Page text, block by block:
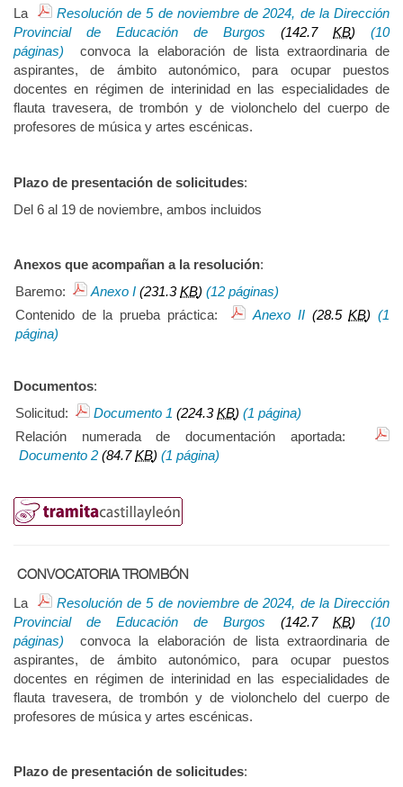
La
Resolución de 5 de noviembre de 2024, de la Dirección
Provincial de Educación de Burgos (142.7 KB) (10
páginas)
convoca la elaboración de lista extraordinaria de
aspirantes, de ámbito autonómico, para ocupar puestos
docentes en régimen de interinidad en las especialidades de
flauta travesera, de trombón y de violonchelo del cuerpo de
profesores de música y artes escénicas.
Plazo de presentación de solicitudes:
Del 6 al 19 de noviembre, ambos incluidos
Anexos que acompañan a la resolución:
Baremo:
Anexo I (231.3KB) (12 páginas)
Contenido de la prueba práctica:
Anexo II(28.5KB) (1
página)
Documentos:
Solicitud:
Documento 1 (224.3KB) (1 página)
Relación numerada de documentación aportada:
Documento 2 (84.7KB) (1 página)
CONVOCATORIA TROMBÓN
La
Resolución de 5 de noviembre de 2024, de la Dirección
Provincial de Educación de Burgos (142.7 KB) (10
páginas)
convoca la elaboración de lista extraordinaria de
aspirantes, de ámbito autonómico, para ocupar puestos
docentes en régimen de interinidad en las especialidades de
flauta travesera, de trombón y de violonchelo del cuerpo de
profesores de música y artes escénicas.
Plazo de presentación de solicitudes: